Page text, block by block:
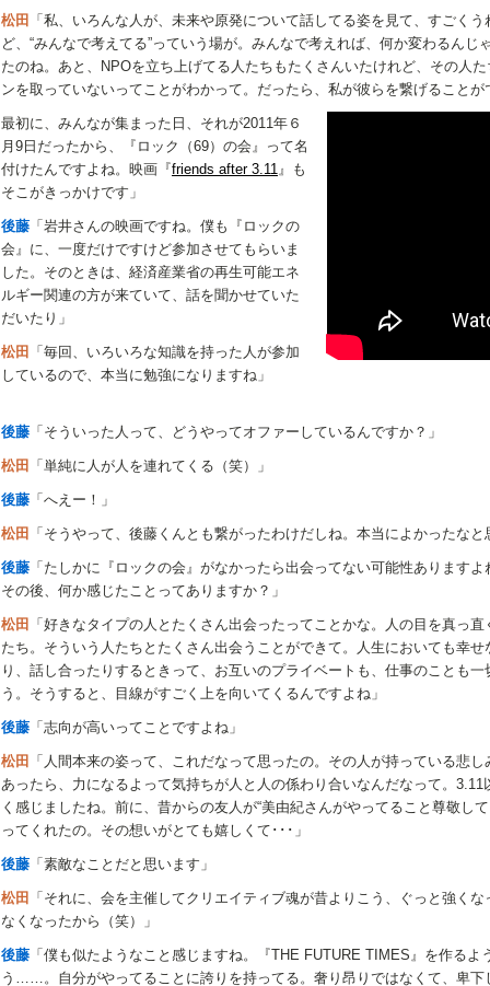
松田
「私、いろんな人が、未来や原発について話してる姿を見て、すごく
ど、“みんなで考えてる”っていう場が。みんなで考えれば、何か変わるん
たのね。あと、NPOを立ち上げてる人たちもたくさんいたけれど、その人
ンを取っていないってことがわかって。だったら、私が彼らを繋げること
最初に、みんなが集まった日、それが2011年６
月9日だったから、『ロック（69）の会』って名
付けたんですよね。映画『friends after 3.11』も
そこがきっかけです」
後藤 「岩井さんの映画ですね。僕も『ロックの
会』に、一度だけですけど参加させてもらいま
した。そのときは、経済産業省の再生可能エネ
ルギー関連の方が来ていて、話を聞かせていた
だいたり」
松田
「毎回、いろいろな知識を持った人が参加
しているので、本当に勉強になりますね」
後藤 「そういった人って、どうやってオファーしているんですか？」
松田 「単純に人が人を連れてくる（笑）」
後藤 「へえー！」
松田 「そうやって、後藤くんとも繋がったわけだしね。本当によかったな
後藤 「たしかに『ロックの会』がなかったら出会ってない可能性あります
その後、何か感じたことってありますか？」
松田
「好きなタイプの人とたくさん出会ったってことかな。人の目を真っ
たち。そういう人たちとたくさん出会うことができて。人生においても幸
り、話し合ったりするときって、お互いのプライベートも、仕事のことも
う。そうすると、目線がすごく上を向いてくるんですよね」
後藤 「志向が高いってことですよね」
松田
「人間本来の姿って、これだなって思ったの。その人が持っている悲
あったら、力になるよって気持ちが人と人の係わり合いなんだなって。
く感じましたね。前に、昔からの友人が“美由紀さんがやってること尊敬し
ってくれたの。その想いがとても嬉しくて･･･」
後藤 「素敵なことだと思います」
松田
「それに、会を主催してクリエイティブ魂が昔よりこう、ぐっと強く
なくなったから（笑）」
後藤 「僕も似たようなこと感じますね。『THE FUTURE TIMES』を作る
う……。自分がやってることに誇りを持ってる。奢り昂りではなくて、卑下